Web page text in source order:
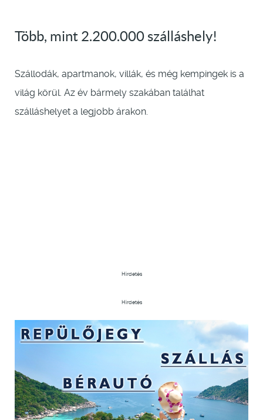
Több, mint 2.200.000 szálláshely!
Szállodák, apartmanok, villák, és még kempingek is a
világ körül. Az év bármely szakában találhat
szálláshelyet a legjobb árakon.
Hirdetés
Hirdetés